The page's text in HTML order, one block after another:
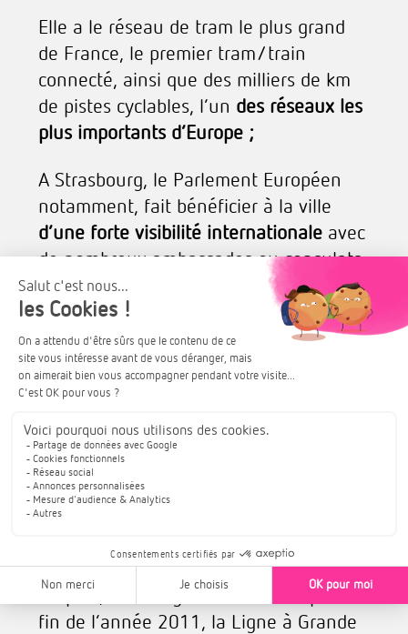
Elle a le réseau de tram le plus grand
de France, le premier tram/train
connecté, ainsi que des milliers de km
de pistes cyclables, l’un des réseaux les
plus importants d’Europe ;
A Strasbourg, le Parlement Européen
notamment, fait bénéficier à la ville
d’une forte visibilité internationale avec
de nombreux ambassades ou consulats
;
Située au cœur de l’Europe, l’Alsaceest
un carrefour particulièrement accessible
et bien desservie, avec la présence de
de Mulhouse-Bâle, le développement
aérien à l’aéroport d’Entzheim à 10 km
de Strasbourg et enfin, la proximité de
l’aéroport de Baden-Baden en
Allemagne. 3 aéroports dans un rayon
de 100km !
De plus, cette région accueille depuis la
fin de l’année 2011, la Ligne à Grande